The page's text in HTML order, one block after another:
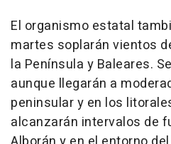
El organismo estatal
martes soplarán vientos
la Península y Baleares.
aunque llegarán a
peninsular y en los
alcanzarán intervalos de